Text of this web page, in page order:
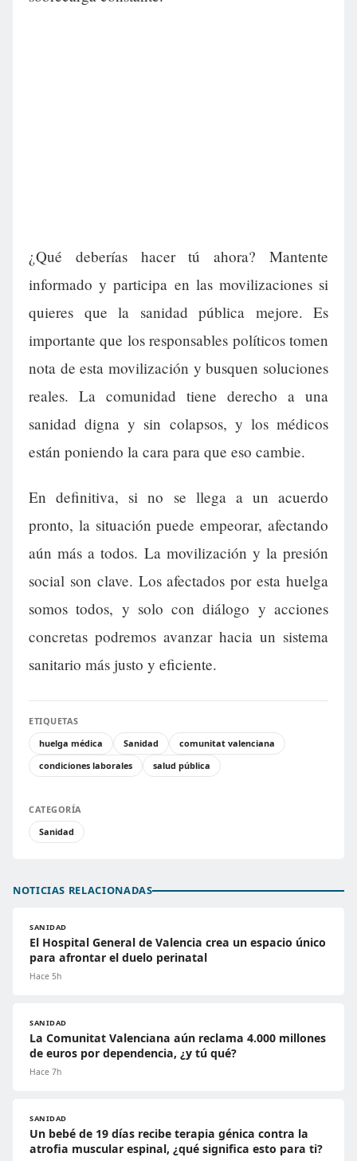
¿Qué deberías hacer tú ahora? Mantente
informado y participa en las movilizaciones si
quieres que la sanidad pública mejore. Es
importante que los responsables políticos tomen
nota de esta movilización y busquen soluciones
reales. La comunidad tiene derecho a una
sanidad digna y sin colapsos, y los médicos
están poniendo la cara para que eso cambie.
En definitiva, si no se llega a un acuerdo
pronto, la situación puede empeorar, afectando
aún más a todos. La movilización y la presión
social son clave. Los afectados por esta huelga
somos todos, y solo con diálogo y acciones
concretas podremos avanzar hacia un sistema
sanitario más justo y eficiente.
ETIQUETAS
huelga médica
Sanidad
comunitat valenciana
condiciones laborales
salud pública
CATEGORÍA
Sanidad
NOTICIAS RELACIONADAS
SANIDAD
El Hospital General de Valencia crea un espacio único
para afrontar el duelo perinatal
Hace 5h
SANIDAD
La Comunitat Valenciana aún reclama 4.000 millones
de euros por dependencia, ¿y tú qué?
Hace 7h
SANIDAD
Un bebé de 19 días recibe terapia génica contra la
atrofia muscular espinal, ¿qué significa esto para ti?